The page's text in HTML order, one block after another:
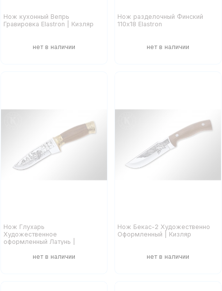
Нож кухонный Вепрь
Гравировка Elastron | Кизляр
Нож разделочный Финский
110х18 Elastron
Нож Глухарь
Художественное
оформленный Латунь |
Нож Бекас-2 Художественно
Оформленный | Кизляр